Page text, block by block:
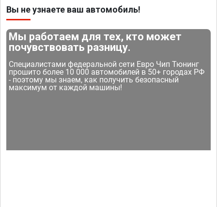
Вы не узнаете ваш автомобиль!
Мы работаем для тех, кто может
почувствовать разницу.
Специалистами федеральной сети Евро Чип Тюнинг
прошито более 10 000 автомобилей в 50+ городах РФ
- поэтому мы знаем, как получить безопасный
максимум от каждой машины!